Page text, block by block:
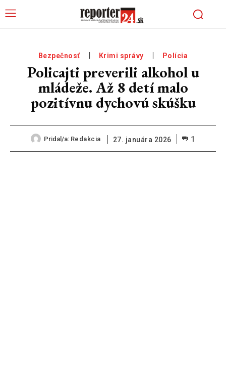
Bezpečnosť Krimi správy Polícia
Policajti preverili alkohol u
mládeže. Až 8 detí malo
pozitívnu dychovú skúšku
Pridal/a: Redakcia 27. januára 2026 1